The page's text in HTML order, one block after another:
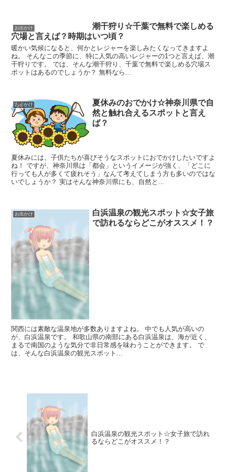
お出かけ
潮干狩り☆千葉で無料で楽しめる
穴場と言えば？時期はいつ頃？
暖かい気候になると、何かとレジャーを楽しみたくなってきますよ
ね。 そんなこの季節に、特に人気の高いレジャーの1つと言えば、潮
干狩りです。 では、そんな潮干狩り、千葉で無料で楽しめる穴場ス
ポットはあるのでしょうか？ 無料なら...
お出かけ
夏休みのおでかけ☆神奈川県で自
然と触れ合えるスポットと言え
ば？
夏休みには、子供たちが喜びそうなスポットにおでかけしたいですよ
ね！ ですが、神奈川県は「都会」というイメージが強く、「どこに
行っても人が多くて疲れそう」なんて考えてしまう方も多いのではな
いでしょうか？ 実はそんな神奈川県にも、自然と...
お出かけ
白浜温泉の観光スポット☆女子旅
で訪れるならどこがオススメ！？
関西には素敵な温泉地が多数ありますよね。 中でも人気が高いの
が、白浜温泉です。 和歌山県の南部にある白浜温泉は、海が近く、
まるで南国のような気分で非日常感を味わうことができます。 で
は、そんな白浜温泉の観光スポット...
白浜温泉の観光スポット☆女子旅で訪れ
るならどこがオススメ！？